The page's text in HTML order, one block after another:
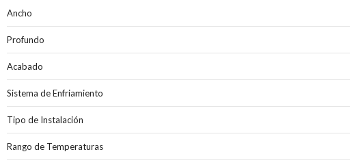
Ancho
Profundo
Acabado
Sistema de Enfriamiento
Tipo de Instalación
Rango de Temperaturas